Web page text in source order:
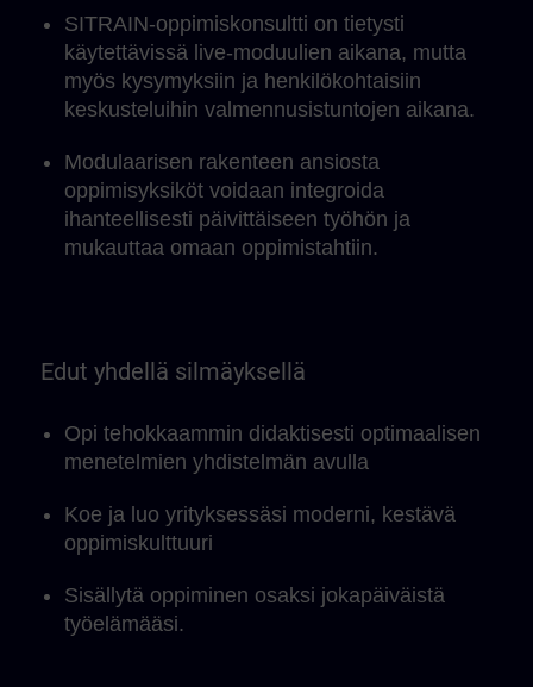
SITRAIN-oppimiskonsultti on tietysti
käytettävissä live-moduulien aikana, mutta
myös kysymyksiin ja henkilökohtaisiin
keskusteluihin valmennusistuntojen aikana.
Modulaarisen rakenteen ansiosta
oppimisyksiköt voidaan integroida
ihanteellisesti päivittäiseen työhön ja
mukauttaa omaan oppimistahtiin.
Edut yhdellä silmäyksellä
Opi tehokkaammin didaktisesti optimaalisen
menetelmien yhdistelmän avulla
Koe ja luo yrityksessäsi moderni, kestävä
oppimiskulttuuri
Sisällytä oppiminen osaksi jokapäiväistä
työelämääsi.